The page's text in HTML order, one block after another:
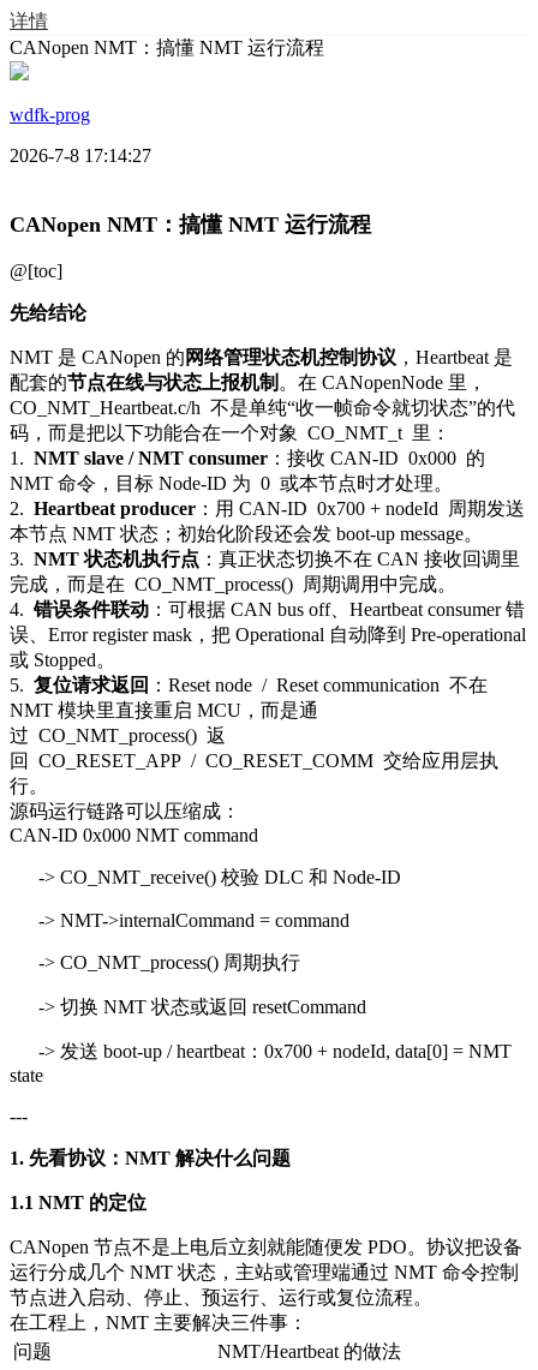
详情
CANopen NMT：搞懂 NMT 运行流程
wdfk-prog
2026-7-8 17:14:27
CANopen NMT：搞懂 NMT 运行流程
@[toc]
先给结论
NMT 是 CANopen 的 网络管理状态机控制协议 ，Heartbeat 是
配套的节点在线与状态上报机制 。在 CANopenNode 里，
CO_NMT_Heartbeat.c/h 不是单纯“收一帧命令就切状态”的代
码，而是把以下功能合在一个对象 CO_NMT_t 里：
1. NMT slave / NMT consumer ：接收 CAN-ID 0x000 的
NMT 命令，目标 Node-ID 为 0 或本节点时才处理。
2. Heartbeat producer ：用 CAN-ID 0x700 + nodeId 周期发送
本节点 NMT 状态；初始化阶段还会发 boot-up message。
3. NMT 状态机执行点 ：真正状态切换不在 CAN 接收回调里
完成，而是在 CO_NMT_process() 周期调用中完成。
4. 错误条件联动 ：可根据 CAN bus off、Heartbeat consumer 错
误、Error register mask，把 Operational 自动降到 Pre-operational
或 Stopped。
5. 复位请求返回 ： Reset node / Reset communication 不在
NMT 模块里直接重启 MCU，而是通
过 CO_NMT_process() 返
回 CO_RESET_APP / CO_RESET_COMM 交给应用层执
行。
源码运行链路可以压缩成：
CAN-ID 0x000 NMT command
-> CO_NMT_receive() 校验 DLC 和 Node-ID
-> NMT->internalCommand = command
-> CO_NMT_process() 周期执行
-> 切换 NMT 状态或返回 resetCommand
-> 发送 boot-up / heartbeat：0x700 + nodeId, data[0] = NMT
state
---
1. 先看协议：NMT 解决什么问题
1.1 NMT 的定位
CANopen 节点不是上电后立刻就能随便发 PDO。协议把设备
运行分成几个 NMT 状态，主站或管理端通过 NMT 命令控制
节点进入启动、停止、预运行、运行或复位流程。
在工程上，NMT 主要解决三件事：
问题
NMT/Heartbeat 的做法